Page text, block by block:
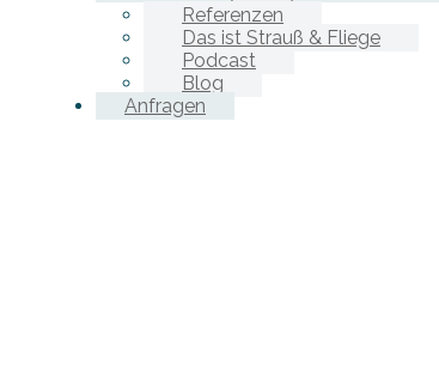
Referenzen
Das ist Strauß & Fliege
Podcast
Blog
Anfragen